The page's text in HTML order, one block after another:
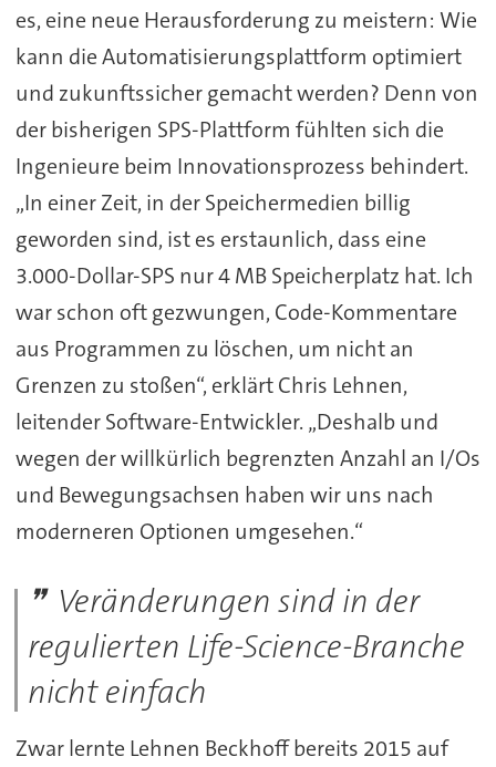
es, eine neue Herausforderung zu meistern: Wie
kann die Automatisierungsplattform optimiert
und zukunftssicher gemacht werden? Denn von
der bisherigen SPS-Plattform fühlten sich die
Ingenieure beim Innovationsprozess behindert.
„In einer Zeit, in der Speichermedien billig
geworden sind, ist es erstaunlich, dass eine
3.000-Dollar-SPS nur 4 MB Speicherplatz hat. Ich
war schon oft gezwungen, Code-Kommentare
aus Programmen zu löschen, um nicht an
Grenzen zu stoßen“, erklärt Chris Lehnen,
leitender Software-Entwickler. „Deshalb und
wegen der willkürlich begrenzten Anzahl an I/Os
und Bewegungsachsen haben wir uns nach
moderneren Optionen umgesehen.“
Veränderungen sind in der
regulierten Life-Science-Branche
nicht einfach
Zwar lernte Lehnen Beckhoff bereits 2015 auf